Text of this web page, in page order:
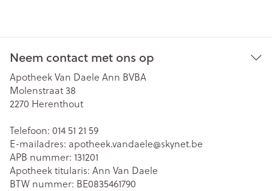
Neem contact met ons op
Apotheek Van Daele Ann BVBA
Molenstraat 38
2270 Herenthout
Telefoon: 014 51 21 59
E-mailadres: apotheek.vandaele@skynet.be
APB nummer: 131201
Apotheek titularis: Ann Van Daele
BTW nummer: BE0835461790